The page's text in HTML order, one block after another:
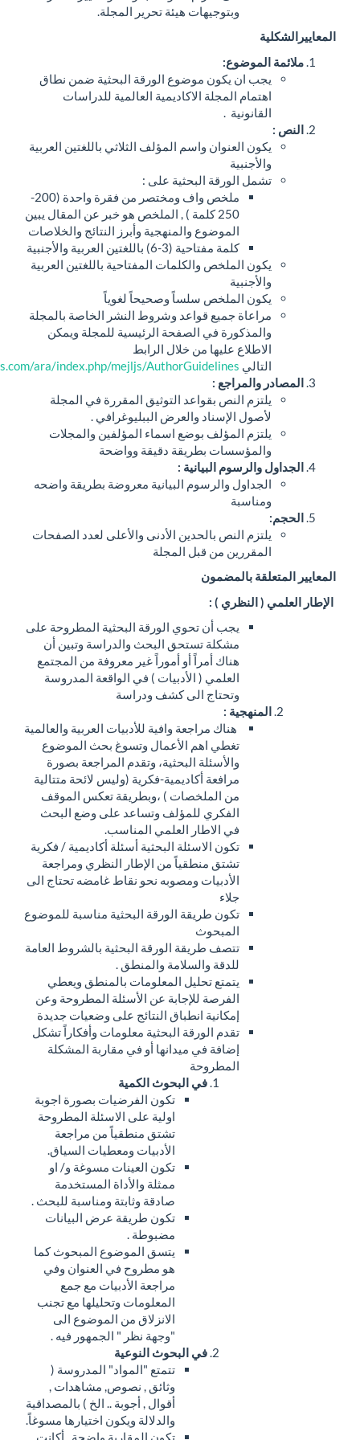
وبتوجيهات هيئة تحرير المجلة.
ان يكون موضوع الورقة البحثية ضمن نطاق
المجلة الاكاديمية العالمية للدراسات
العنوان واسم المؤلف الثلاثي باللغتين العربية
الورقة البحثية على :
ملخص واف ومختصر من فقرة واحدة (200-
250 كلمة ) , الملخص هو خبر عن المقال يبين
الموضوع والمنهجية وأبرز النتائج والخلاصات
الملخص والكلمات المفتاحية باللغتين العربية
الملخص سلساً وصحيحاً لغوياً
جميع قواعد وشروط النشر الخاصة بالمجلة
في الصفحة الرئيسية للمجلة ويمكن
عليها من خلال الرابط
https://meijournals.com/ara/index.php/mejljs/AuthorGuidelines
:
النص بقواعد التوثيق المقررة في المجلة
الإسناد والعرض الببليوغرافي .
المؤلف بوضع اسماء المؤلفين والمجلات
بطريقة دقيقة وواضحة
البيانية:
والرسوم البيانية معروضة بطريقة واضحه
النص بالحدين الأدنى والأعلى لعدد الصفحات
من قبل المجلة
بالمضمون
( النظري ):
يجب أن تحوي الورقة البحثية المطروحة على
مشكلة تستحق البحث والدراسة وتبين أن
هناك أمراً أو أموراً غير معروفة من المجتمع
العلمي ( الأدبيات ) في الواقعة المدروسة
وتحتاج الى كشف ودراسة
هناك مراجعة وافية للأدبيات العربية والعالمية
تغطي اهم الأعمال وتسوغ بحث الموضوع
والأسئلة البحثية، وتقدم المراجعة بصورة
مرافعة أكاديمية-فكرية (وليس لائحة متتالية
من الملخصات ) ،وبطريقة تعكس الموقف
الفكري للمؤلف وتساعد على وضع البحث
في الاطار العلمي المناسب.
تكون الاسئلة البحثية أسئلة أكاديمية / فكرية
تشتق منطقياً من الإطار النظري ومراجعة
الأدبيات ومصوبه نحو نقاط غامضه تحتاج الى
تكون طريقة الورقة البحثية مناسبة للموضوع
تتصف طريقة الورقة البحثية بالشروط العامة
للدقة والسلامة والمنطق .
يتمتع تحليل المعلومات بالمنطق ويعطي
الفرصة للإجابة عن الأسئلة المطروحة وعن
إمكانية انطباق النتائج على وضعيات جديدة
تقدم الورقة البحثية معلومات وأفكاراً تشكل
إضافة في ميدانها أو في مقاربة المشكلة
في البحوث الكمية
تكون الفرضيات بصورة اجوبة
اولية على الاسئلة المطروحة
تشتق منطقياً من مراجعة
الأدبيات ومعطيات السياق.
تكون العينات مسوغة و/ او
ممثلة والأداة المستخدمة
صادقة وثابتة ومناسبة للبحث .
تكون طريقة عرض البيانات
يتسق الموضوع المبحوث كما
هو مطروح في العنوان وفي
مراجعة الأدبيات مع جمع
المعلومات وتحليلها مع تجنب
الانزلاق من الموضوع الى
"وجهة نظر " الجمهور فيه .
في البحوث النوعية
تتمتع "المواد" المدروسة (
وثائق , نصوص, مشاهدات ,
أقوال , أجوبة .. الخ ) بالمصداقية
والدلالة ويكون اختيارها مسوغاً.
تكون المقاربة واضحة , أكانت